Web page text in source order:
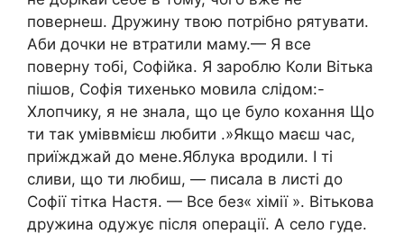
повернеш. Дружину твою потрібно рятувати.
Аби дочки не втратили маму.— Я все
поверну тобі, Софійка. Я зароблю Коли Вітька
пішов, Софія тихенько мовила слідом:-
Хлопчику, я не знала, що це було кохання Що
ти так уміввмієш любити .»Якщо маєш час,
приїжджай до мене.Яблука вродили. І ті
сливи, що ти любиш, — писала в листі до
Софії тітка Настя. — Все без« хімії ». Вітькова
дружина одужує після операції. А село гуде.